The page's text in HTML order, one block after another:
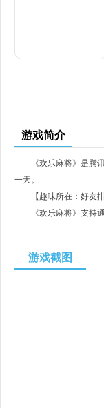
游戏简介
《欢乐麻将》是
一天。
【趣味所在：好友
《欢乐麻将》支持
出。游戏截图